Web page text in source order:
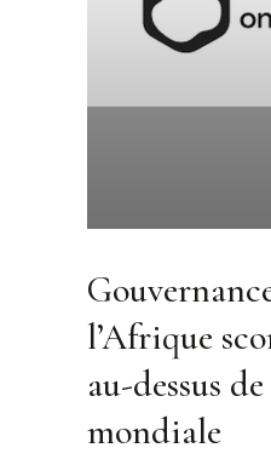
l’Afrique
au-dessus
mondiale